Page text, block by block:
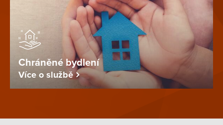
Chráněné bydlení
Více o službě